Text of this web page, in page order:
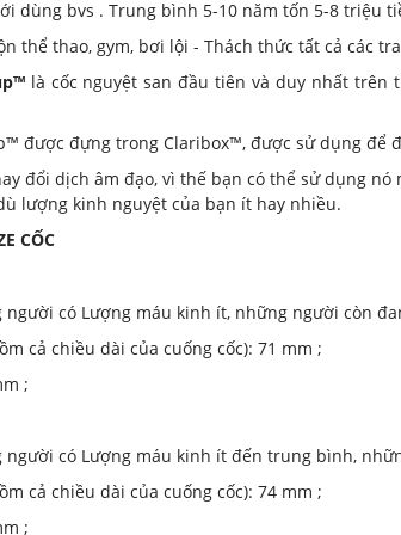
dùng bvs . Trung bình 5-10 năm tốn 5-8 triệu
thể thao, gym, bơi lội - Thách thức tất cả các
là cốc nguyệt san đầu tiên và duy nhất trên
được đựng trong Claribox™, được sử dụng để
đổi dịch âm đạo, vì thế bạn có thể sử dụng
lượng kinh nguyệt của bạn ít hay nhiều.
CỐC
có Lượng máu kinh ít, những người còn
cả chiều dài của cuống cốc): 71 mm ;
;
người có Lượng máu kinh ít đến trung bình,
cả chiều dài của cuống cốc): 74 mm ;
;